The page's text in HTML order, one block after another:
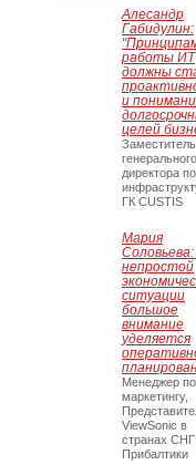
Алесандр
Габидулин:
работы ИТ
должны
и
целей
Заместитель
генерального
директора
ГК CUSTIS
Мария
непростой
ситуации
большое
внимание
уделяется
Менеджер по
маркетингу,
ViewSonic в
странах
Прибалтики